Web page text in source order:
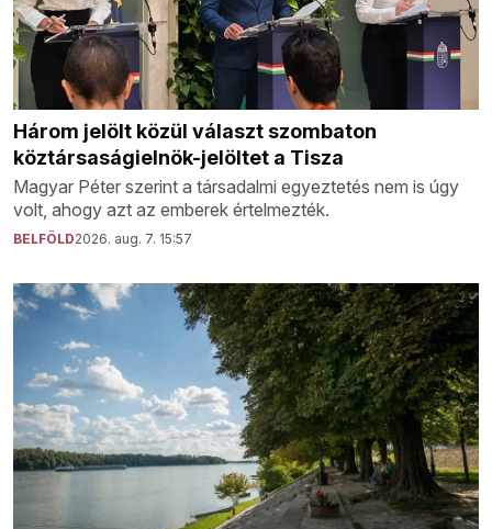
Három jelölt közül választ szombaton
köztársaságielnök-jelöltet a Tisza
Magyar Péter szerint a társadalmi egyeztetés nem is úgy
volt, ahogy azt az emberek értelmezték.
BELFÖLD2026. aug. 7. 15:57